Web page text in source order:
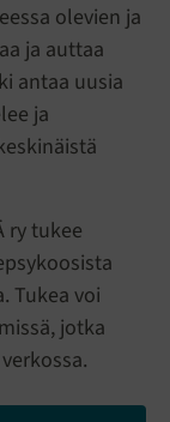
olevien ja
ja auttaa
antaa uusia
ja
ry tukee
Tukea voi
jotka